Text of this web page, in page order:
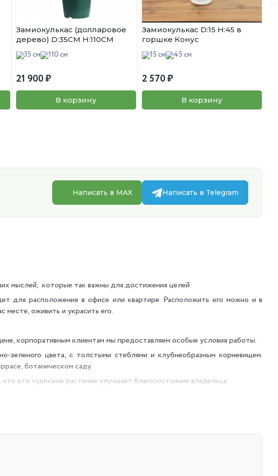
Замиокулькас (долларовое
дерево) D:35CM H:110CM
35 см 110 см
21 900
В корзину
Замиокулькас D:15 H:45 в
горшке Конус
15 см 45 см
2 570
В корзину
Написать в MAX Написать в Telegram
мыслей, которые так важны для достижения целей.
для расположения в офисе или квартире. Расположить его можно и в
месте, оживить и украсить его.
корпоративным клиентам мы предоставляем особые условия работы.
цвета, с толстыми стеблями и клубнеобразным корневищем.
ботаническом саду.
это чудесное растение улучшает благосостояние владельца.
станет чище и свежее, что также положительно отражается на сне в
тёплой водой. Не требует частого полива, достаточно 1 раз в 10